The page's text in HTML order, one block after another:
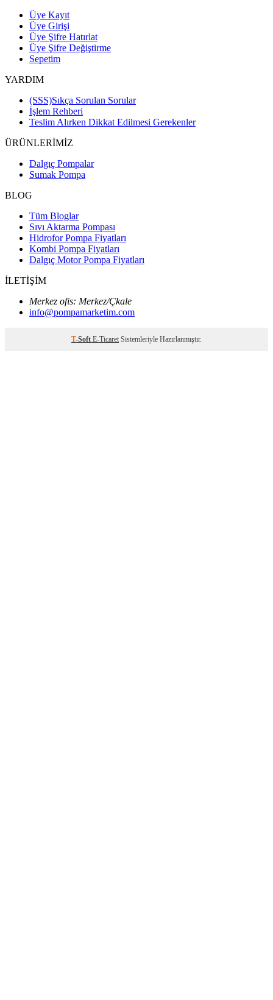
Üye Kayıt
Üye Girişi
Üye Şifre Hatırlat
Üye Şifre Değiştirme
Sepetim
YARDIM
(SSS)Sıkça Sorulan Sorular
İşlem Rehberi
Teslim Alırken Dikkat Edilmesi Gerekenler
ÜRÜNLERİMİZ
Dalgıç Pompalar
Sumak Pompa
BLOG
Tüm Bloglar
Sıvı Aktarma Pompası
Hidrofor Pompa Fiyatları
Kombi Pompa Fiyatları
Dalgıç Motor Pompa Fiyatları
İLETİŞİM
Merkez ofis: Merkez/Çkale
info@pompamarketim.com
T-Soft E-Ticaret Sistemleriyle Hazırlanmıştır.